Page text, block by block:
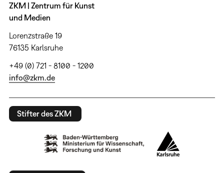
ZKM | Zentrum für Kunst
und Medien
Lorenzstraße 19
76135 Karlsruhe
+49 (0) 721 - 8100 - 1200
info@zkm.de
Stifter des ZKM